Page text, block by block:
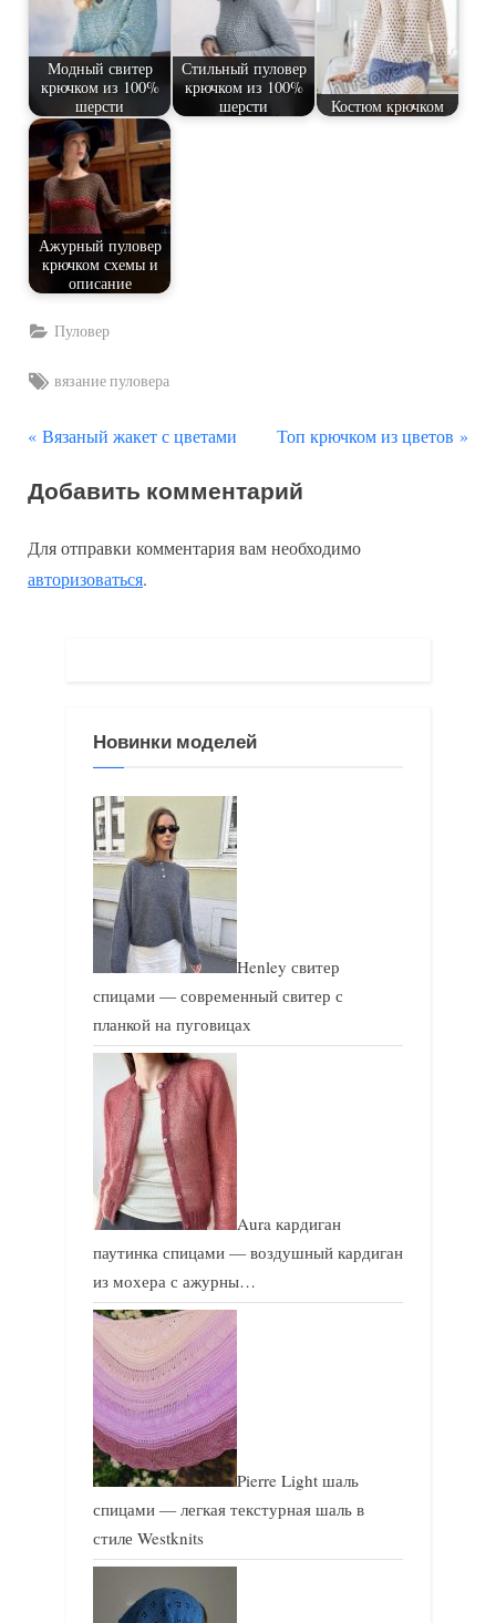
Модный свитер
крючком из 100%
шерсти
Стильный пуловер
крючком из 100%
шерсти
Костюм крючком
Ажурный пуловер
крючком схемы и
описание
Пуловер
Tags:
вязание пуловера
Навигация
по
записям
П
е
ы
д
Вязаный жакет с цветами
С
е
у
Топ крючком из цветов
Добавить комментарий
Для отправки комментария вам необходимо
авторизоваться.
Новинки моделей
Henley свитер
спицами — современный свитер с
планкой на пуговицах
Aura кардиган
паутинка спицами — воздушный кардиган
из мохера с ажурны…
Pierre Light шаль
спицами — легкая текстурная шаль в
стиле Westknits